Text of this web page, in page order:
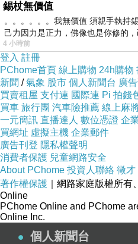
錫杖無價值
。。。。。。我無價值 須親手執持
己力因力是正力，佛像也是你修的
4 小時前
登入 註冊
PChome首頁 線上購物 24h購物
新聞 /氣象 股市 個人新聞台 廣
買賣租屋 支付連 國際連 Pi 拍錢
買車 旅行團 汽車險推薦 線上麻
一元簡訊 直播達人 數位憑證 企
買網址 虛擬主機 企業郵件
廣告刊登 隱私權聲明
消費者保護 兒童網路安全
About PChome 投資人聯絡 徵才
著作權保護 ｜網路家庭版權所有
Online
PChome Online and PChome
Online Inc.
個人新聞台